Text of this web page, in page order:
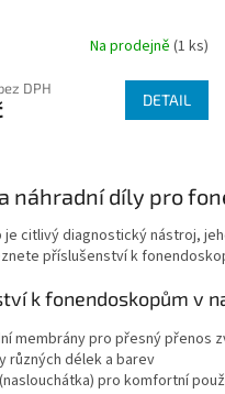
Na prodejně (1 ks)
DPH
DETAIL
náhradní díly pro
je citlivý diagnostický nástroj,
příslušenství k
k fonendoskopům v
membrány pro přesný přenos
různých délek a barev
pro komfortní